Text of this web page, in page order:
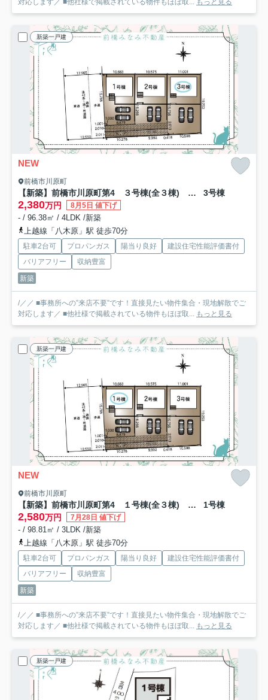
新築一戸建
NEW
前橋市川原町
【新築】前橋市川原町第4 ３号棟(全３棟) クレイドルガーデン 新築建売分譲 3号棟
2,380万円 8月5日 値下げ
- / 96.38㎡ / 4LDK /新築
上越線「八木原」駅 徒歩70分
駐車2台可 プロパンガス 陽当り良好
建設住宅性能評価書付
バリアフリー
収納豊富
新築
/／／ ■事務所への”来店不要”です！直接見たい物件集合・現地解散でご
対応します／ ■他社様で掲載されている物件もほぼ取...
もっと見る
新築一戸建
NEW
前橋市川原町
【新築】前橋市川原町第4 １号棟(全３棟) クレイドルガーデン 新築建売分譲 1号棟
2,580万円 7月28日 値下げ
- / 98.81㎡ / 3LDK /新築
上越線「八木原」駅 徒歩70分
駐車2台可 プロパンガス 陽当り良好
建設住宅性能評価書付
バリアフリー
収納豊富
新築
/／／ ■事務所への”来店不要”です！直接見たい物件集合・現地解散でご
対応します／ ■他社様で掲載されている物件もほぼ取...
もっと見る
新築一戸建